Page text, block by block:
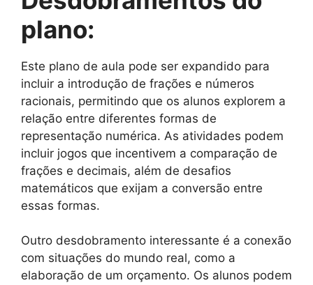
plano:
Este plano de aula pode ser expandido para
incluir a introdução de frações e números
racionais, permitindo que os alunos explorem a
relação entre diferentes formas de
representação numérica. As atividades podem
incluir jogos que incentivem a comparação de
frações e decimais, além de desafios
matemáticos que exijam a conversão entre
essas formas.
Outro desdobramento interessante é a conexão
com situações do mundo real, como a
elaboração de um orçamento. Os alunos podem